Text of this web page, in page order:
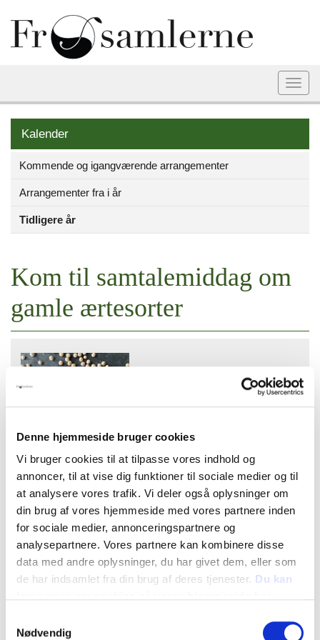
Denne hjemmeside bruger cookies
Vi bruger cookies til at tilpasse vores indhold og
annoncer, til at vise dig funktioner til sociale medier og til
at analysere vores trafik. Vi deler også oplysninger om
din brug af vores hjemmeside med vores partnere inden
for sociale medier, annonceringspartnere og
analysepartnere. Vores partnere kan kombinere disse
data med andre oplysninger, du har givet dem, eller som
de har indsamlet fra din brug af deres tjenester. Du kan
Nødvendig
Kalender
Kommende og igangværende arrangementer
Arrangementer fra i år
Tidligere år
Kom til samtalemiddag om
gamle ærtesorter
Tirsdag 23. april 2024, kl. 17:00 til 19:30
"Akademikertårnet", Lindevangs Allé 2
2000 Frederiksberg
Oversigt
Magisterforening, kan du komme til